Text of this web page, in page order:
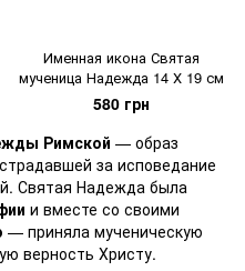
Именная икона Святая
мученица Надежда 14 Х 19 см
580 грн
Римской — образ
за исповедание
Святая Надежда была
и вместе со своими
— приняла мученическую
верность Христу.